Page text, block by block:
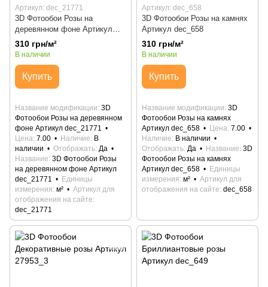
Артикул: dec_21771
3D Фотообои Розы на
деревянном фоне Артикул
dec_21771
310 грн/м²
В наличии
Купить
Название модификации 3D
Фотообои Розы на деревянном
фоне Артикул dec_21771
Цена 7.00 Наличие
В
наличии
Отображать Да
Название 3D Фотообои Розы
на деревянном фоне Артикул
dec_21771
Единицы
измерения м²
Артикул для
отображения на сайте
dec_21771
Артикул: dec_658
3D Фотообои Розы на камнях
Артикул dec_658
310 грн/м²
В наличии
Купить
Название модификации 3D
Фотообои Розы на камнях
Артикул dec_658
Цена 7.00
Наличие
В наличии
Отображать Да Название 3D
Фотообои Розы на камнях
Артикул dec_658
Единицы
измерения м²
Артикул для
отображения на сайте dec_658